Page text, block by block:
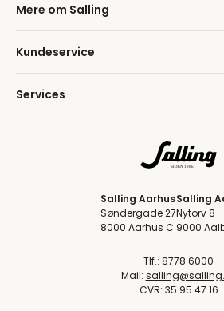
Mere om Salling
Kundeservice
Services
Salling Aarhus
Søndergade 27
8000 Aarhus C
Salling
Nytorv 8
9000
Tlf.: 8778 6000
Mail:
CVR: 35 95 47 16